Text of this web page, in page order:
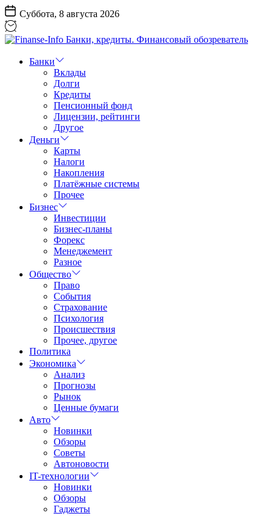
Перейти
к
содержанию
Суббота, 8 августа 2026
Info
Финансовый
обозреватель
Банки
Вклады
Долги
Кредиты
Пенсионный фонд
Лицензии, рейтинги
Другое
Деньги
Карты
Налоги
Накопления
Платёжные системы
Прочее
Бизнес
Инвестиции
Бизнес-планы
Форекс
Менеджемент
Разное
Общество
Право
События
Страхование
Психология
Происшествия
Прочее, другое
Политика
Экономика
Анализ
Прогнозы
Рынок
Ценные бумаги
Авто
Новинки
Обзоры
Советы
Автоновости
IT-технологии
Новинки
Обзоры
Гаджеты